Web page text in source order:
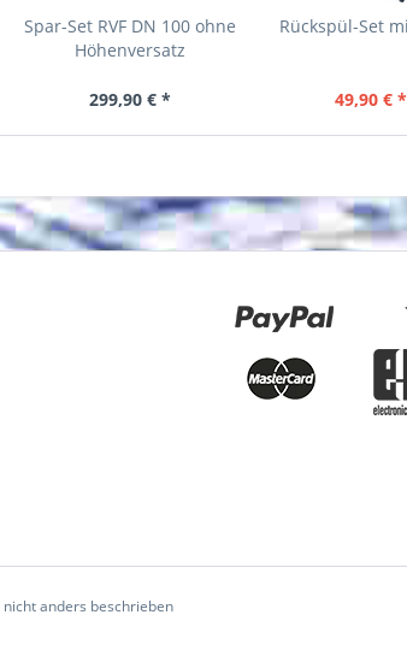
Spar-Set RVF DN 100 ohne
Höhenversatz
299,90 € *
Rückspül-Set
49,90 € *
nicht anders beschrieben